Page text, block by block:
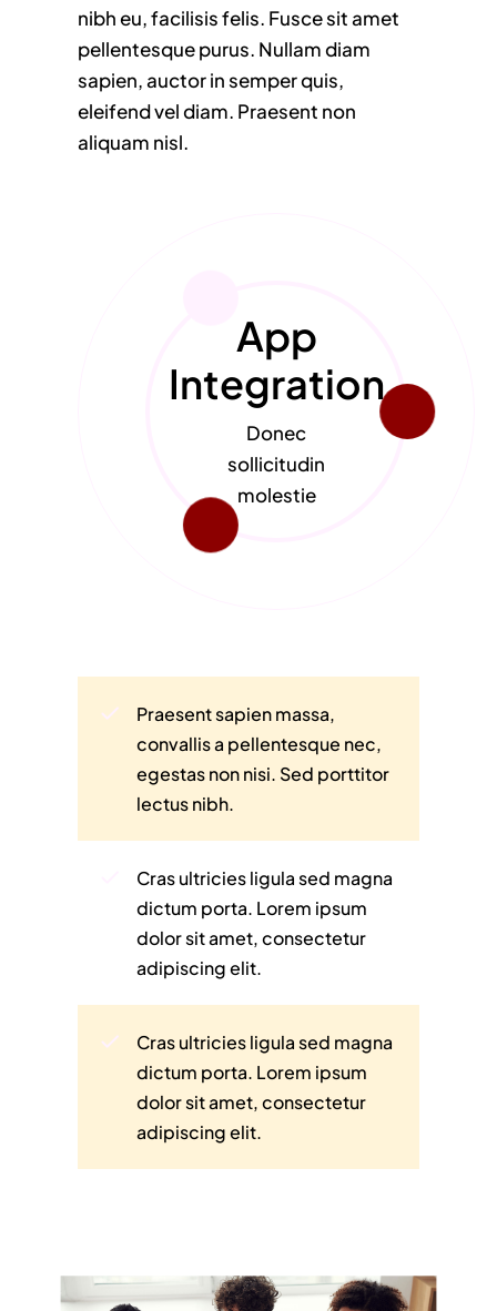
nibh eu, facilisis felis. Fusce sit amet
pellentesque purus. Nullam diam
sapien, auctor in semper quis,
eleifend vel diam. Praesent non
aliquam nisl.
App
Integration
Donec
sollicitudin
molestie
Praesent sapien massa,
convallis a pellentesque nec,
egestas non nisi. Sed porttitor
lectus nibh.
Cras ultricies ligula sed magna
dictum porta. Lorem ipsum
dolor sit amet, consectetur
adipiscing elit.
Cras ultricies ligula sed magna
dictum porta. Lorem ipsum
dolor sit amet, consectetur
adipiscing elit.